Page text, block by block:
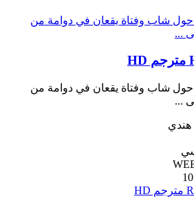
حول شاب وفتاة يقعان في دوامة من
...
حول شاب وفتاة يقعان في دوامة من
...
هندي